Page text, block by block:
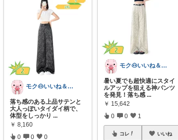
モク🐽いいね＆フォローに感謝💕
落ち感のある上品サテンと
大人っぽいタイダイ柄で、
体型をしっかり ...
￥ 8,160
0 0 0
モク🐽いいね＆フォローに感謝💕
暑い夏でも超快適にスタイ
ルアップを狙える神パンツ
を発見！落ち感 ...
￥ 15,642
0 0 1
コレ いいね